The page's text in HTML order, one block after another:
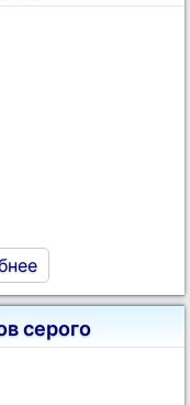
серого